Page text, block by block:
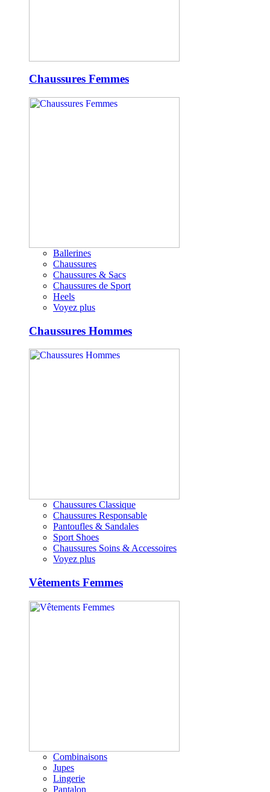
Chaussures Femmes
Ballerines
Chaussures
Chaussures & Sacs
Chaussures de Sport
Heels
Voyez plus
Chaussures Hommes
Chaussures Classique
Chaussures Responsable
Pantoufles & Sandales
Sport Shoes
Chaussures Soins & Accessoires
Voyez plus
Vêtements Femmes
Combinaisons
Jupes
Lingerie
Pantalon